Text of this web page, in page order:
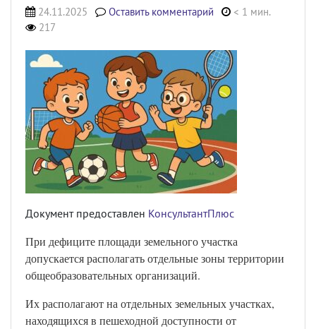
24.11.2025 Оставить комментарий
< 1 мин.
217
Документ предоставлен КонсультантПлюс
При дефиците площади земельного участка
допускается располагать отдельные зоны территории
общеобразовательных организаций.
Их располагают на отдельных земельных участках,
находящихся в пешеходной доступности от